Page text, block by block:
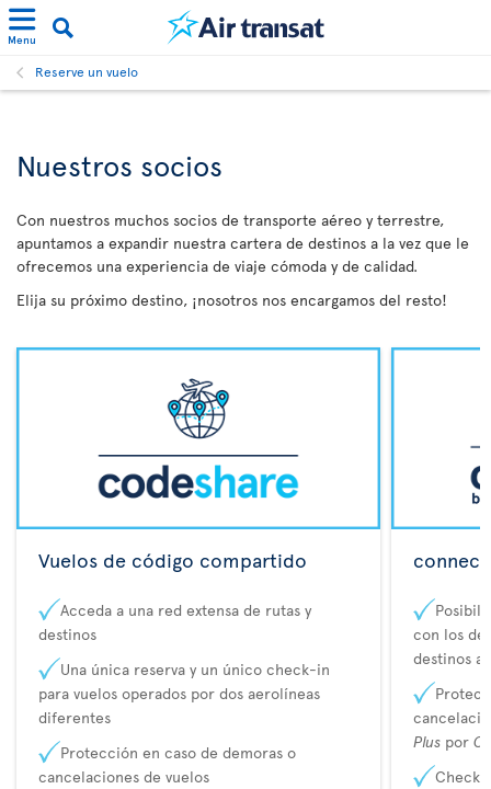
Menu
Reserve un vuelo
Nuestros socios
Con nuestros muchos socios de transporte aéreo y terrestre,
apuntamos a expandir nuestra cartera de destinos a la vez que le
ofrecemos una experiencia de viaje cómoda y de calidad.
Elija su próximo destino, ¡nosotros nos encargamos del resto!
Vuelos de código compartido
Acceda a una red extensa de rutas y
destinos
Una única reserva y un único check-in
para vuelos operados por dos aerolíneas
diferentes
Protección en caso de demoras o
cancelaciones de vuelos
con los de
destinos
Plus por
Check-